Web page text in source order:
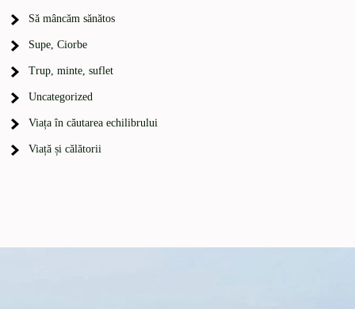
Să mâncăm sănătos
Supe, Ciorbe
Trup, minte, suflet
Uncategorized
Viața în căutarea echilibrului
Viață și călătorii